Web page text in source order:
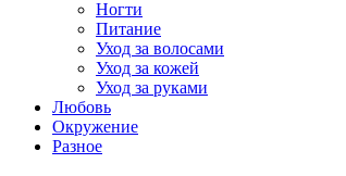
Ногти
Питание
Уход за волосами
Уход за кожей
Уход за руками
Любовь
Окружение
Разное